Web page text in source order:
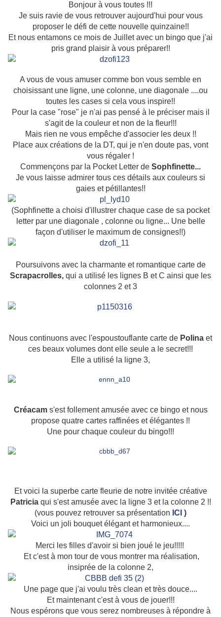
Bonjour à vous toutes !!!
Je suis ravie de vous retrouver aujourd'hui pour vous
proposer le défi de cette nouvelle quinzaine!!
Et nous entamons ce mois de Juillet avec un bingo que j'ai
pris grand plaisir à vous préparer!!
A vous de vous amuser comme bon vous semble en
choisissant une ligne, une colonne, une diagonale ....ou
toutes les cases si cela vous inspire!!
Pour la case "rose" je n'ai pas pensé à le préciser mais il
s'agit de la couleur et non de la fleur!!!
Mais rien ne vous empêche d'associer les deux !!
Place aux créations de la DT, qui je n'en doute pas, vont
vous régaler !
Commençons par la Pocket Letter de Sophfinette...
Je vous laisse admirer tous ces détails aux couleurs si
gaies et pétillantes!!
(Sophfinette a choisi d'illustrer chaque case de sa pocket
letter par une diagonale , colonne ou ligne... Une belle
façon d'utiliser le maximum de consignes!!)
Poursuivons avec la charmante et romantique carte de
Scrapacrolles, qui a utilisé les lignes B et C ainsi que les
colonnes 2 et 3
Nous continuons avec l'espoustouflante carte de Polina et
ces beaux volumes dont elle seule a le secret!!!
Elle a utilisé la ligne 3,
Créacams'est follement amusée avec ce bingo et nous
propose quatre cartes raffinées et élégantes !!
Une pour chaque couleur du bingo!!!
Et voici la superbe carte fleurie de notre invitée créative
Patricia qui s'est amusée avec la ligne 3 et la colonne 2 !!
(vous pouvez retrouver sa présentation ICI )
Voici un joli bouquet élégant et harmonieux....
Merci les filles d'avoir si bien joué le jeu!!!!!
Et c'est à mon tour de vous montrer ma réalisation,
insiprée de la colonne 2,
Une page que j'ai voulu très clean et très douce....
Et maintenant c'est à vous de jouer!!!
Nous espérons que vous serez nombreuses à répondre à